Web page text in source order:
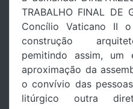
TRABALHO FINAL DE
Concílio Vaticano II
construção
pemitindo assim, um
aproximação da
o convívio das
litúrgico outra